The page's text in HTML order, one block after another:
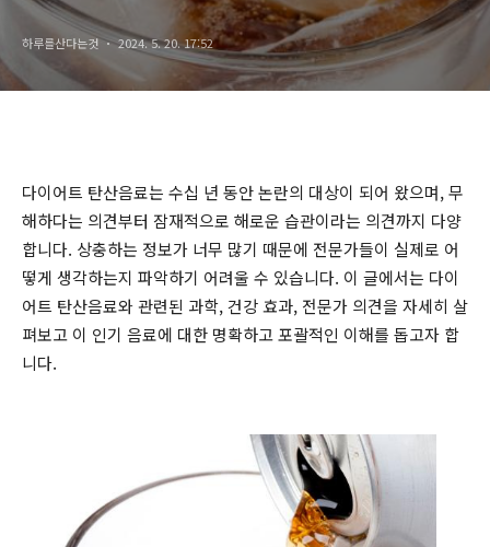
하루를산다는것 2024. 5. 20. 17:52
다이어트 탄산음료는 수십 년 동안 논란의 대상이 되어 왔으며, 무
해하다는 의견부터 잠재적으로 해로운 습관이라는 의견까지 다양
합니다. 상충하는 정보가 너무 많기 때문에 전문가들이 실제로 어
떻게 생각하는지 파악하기 어려울 수 있습니다. 이 글에서는 다이
어트 탄산음료와 관련된 과학, 건강 효과, 전문가 의견을 자세히 살
펴보고 이 인기 음료에 대한 명확하고 포괄적인 이해를 돕고자 합
니다.